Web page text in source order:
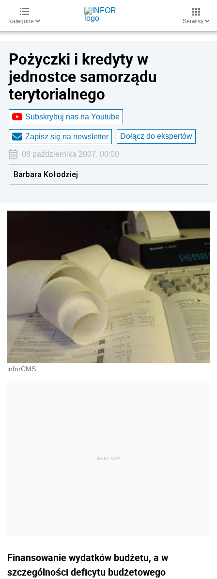
Kategorie Serwisy
Pożyczki i kredyty w
jednostce samorządu
terytorialnego
Subskrybuj nas na Youtube
Zapisz się na newsletter Dołącz do ekspertów
08 października 2007, 00:00
Barbara Kołodziej
inforCMS
Finansowanie wydatków budżetu, a w
szczególności deficytu budżetowego